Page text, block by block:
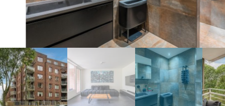
Luther Kingweg 159L – Foto